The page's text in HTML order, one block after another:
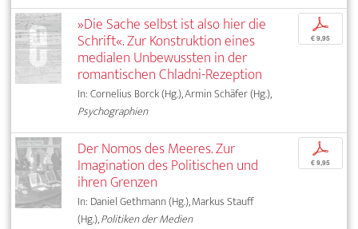
»Die Sache selbst ist also hier die
Schrift«. Zur Konstruktion eines
medialen Unbewussten in der
romantischen Chladni-Rezeption
In: Cornelius Borck (Hg.), Armin Schäfer (Hg.),
Psychographien
p
€ 9,95
Der Nomos des Meeres. Zur
Imagination des Politischen und
ihren Grenzen
In: Daniel Gethmann (Hg.), Markus Stauff
(Hg.),Politiken der Medien
p
€ 9,95